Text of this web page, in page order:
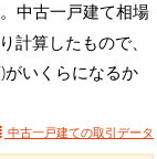
中古一戸建て相場
計算したもので、
いくらになるか
中古一戸建ての取引データ